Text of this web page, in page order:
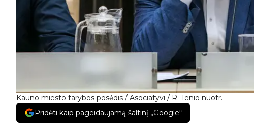
Kauno miesto tarybos posėdis / Asociatyvi / R. Tenio nuotr.
Pridėti kaip pageidaujamą šaltinį „Google“